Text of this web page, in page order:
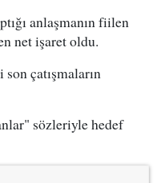
anlaşmanın fiilen
net işaret oldu.
çatışmaların
sözleriyle hedef